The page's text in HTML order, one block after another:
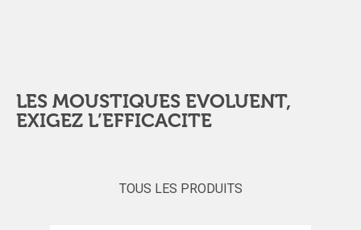
LES MOUSTIQUES EVOLUENT,
EXIGEZ L’EFFICACITE
TOUS LES PRODUITS